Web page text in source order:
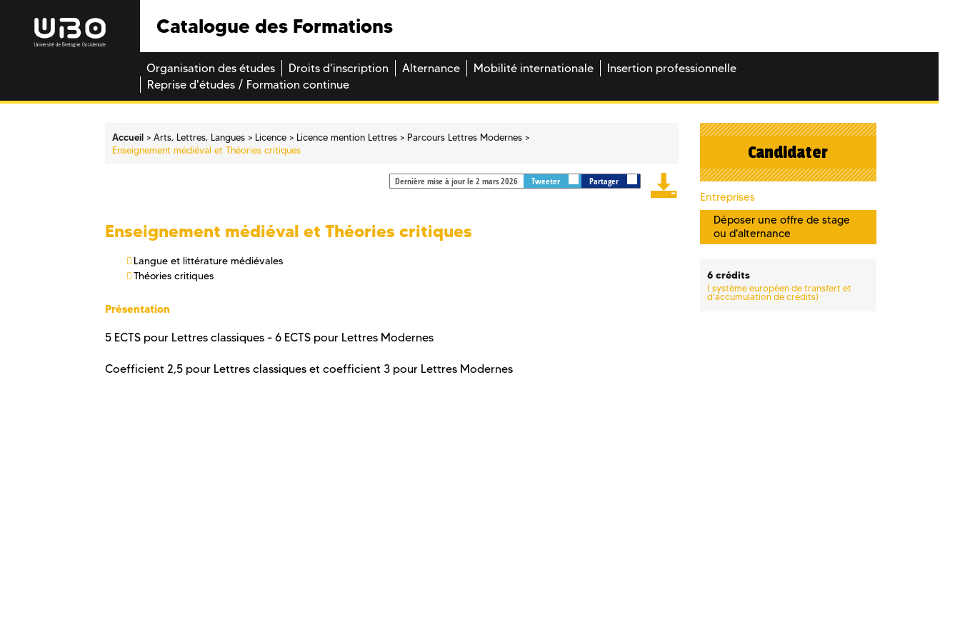
Catalogue des Formations
Organisation des études Droits d'inscription Alternance Mobilité internationale
Insertion professionnelle
Reprise d'études / Formation continue
Accueil Arts, Lettres, Langues Licence Licence mention Lettres
Parcours Lettres Modernes
Enseignement médiéval et Théories critiques
Dernière mise à jour le 2 mars 2026 Tweeter Partager
Enseignement médiéval et Théories critiques
Langue et littérature médiévales
Théories critiques
Présentation
5 ECTS pour Lettres classiques - 6 ECTS pour Lettres Modernes
Coefficient 2,5 pour Lettres classiques et coefficient 3 pour Lettres Modernes
Candidater
Entreprises
Déposer une offre de stage
ou d'alternance
6 crédits
(système européen de transfert et
d'accumulation de crédits)